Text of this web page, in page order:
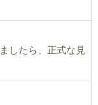
したら、正式な見